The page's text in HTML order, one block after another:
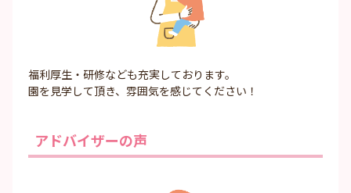
福利厚生・研修なども充実しております。
園を見学して頂き、雰囲気を感じてください！
アドバイザーの声